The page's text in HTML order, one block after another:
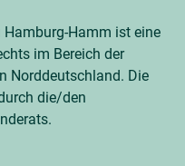
Hamburg-Hamm ist eine
im Bereich der
Norddeutschland. Die
die/den